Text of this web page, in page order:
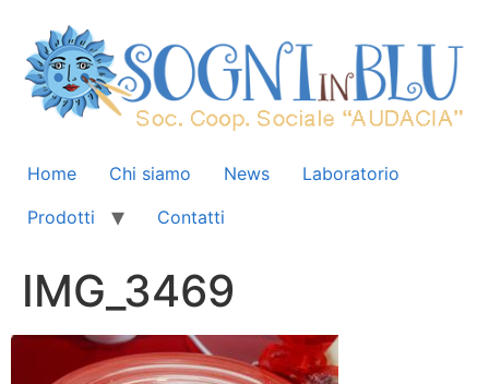
Home Chi siamo News
Laboratorio
Prodotti
Contatti
IMG_3469